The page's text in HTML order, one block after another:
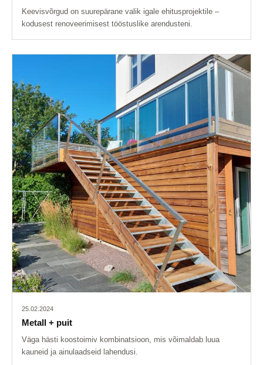
Keevisvõrgud on suurepärane valik igale ehitusprojektile –
kodusest renoveerimisest tööstuslike arendusteni.
25.02.2024
Metall + puit
Väga hästi koostoimiv kombinatsioon, mis võimaldab luua
kauneid ja ainulaadseid lahendusi.